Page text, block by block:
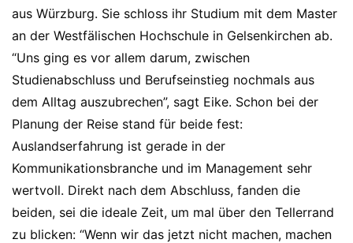
aus Würzburg. Sie schloss ihr Studium mit dem Master
an der Westfälischen Hochschule in Gelsenkirchen ab.
“Uns ging es vor allem darum, zwischen
Studienabschluss und Berufseinstieg nochmals aus
dem Alltag auszubrechen”, sagt Eike. Schon bei der
Planung der Reise stand für beide fest:
Auslandserfahrung ist gerade in der
Kommunikationsbranche und im Management sehr
wertvoll. Direkt nach dem Abschluss, fanden die
beiden, sei die ideale Zeit, um mal über den Tellerrand
zu blicken: “Wenn wir das jetzt nicht machen, machen